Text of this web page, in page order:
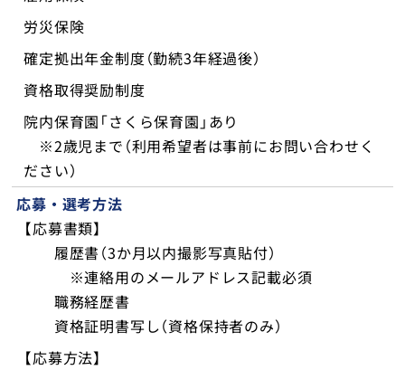
労災保険
確定拠出年金制度（勤続3年経過後）
資格取得奨励制度
院内保育園「さくら保育園」あり
※2歳児まで（利用希望者は事前にお問い合わせく
ださい）
応募・選考方法
【応募書類】
履歴書（3か月以内撮影写真貼付）
※連絡用のメールアドレス記載必須
職務経歴書
資格証明書写し（資格保持者のみ）
【応募方法】